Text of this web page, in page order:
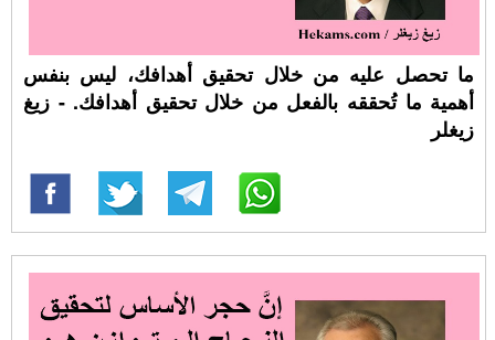
ما تحصل عليه من خلال تحقيق أهدافك، ليس بنفس
أهمية ما تُحققه بالفعل من خلال تحقيق أهدافك. - زيغ
زيغلر